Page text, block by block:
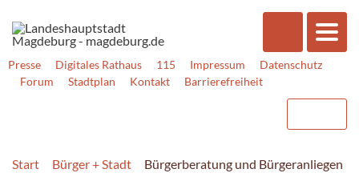
Presse Digitales Rathaus 115 Impressum
Datenschutz
Forum
Stadtplan Kontakt Barrierefreiheit
Start Bürger + Stadt Bürgerberatung und Bürgeranliegen